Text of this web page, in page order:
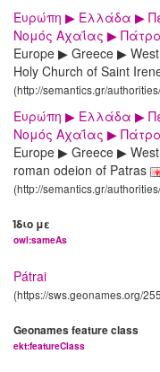
Ευρώπη ▶ Ελλάδα ▶
Νομός Αχαΐας ▶
Europe ▶ Greece ▶
Holy Church of Saint
(http://semantics.gr/
Ευρώπη ▶ Ελλάδα ▶
Νομός Αχαΐας ▶
Europe ▶ Greece ▶
roman odeion of Patras
(http://semantics.gr/
Ίδιο με
owl:sameAs
Pátrai
(https://sws.geonames.org/
Geonames feature class
ekt:featureClass